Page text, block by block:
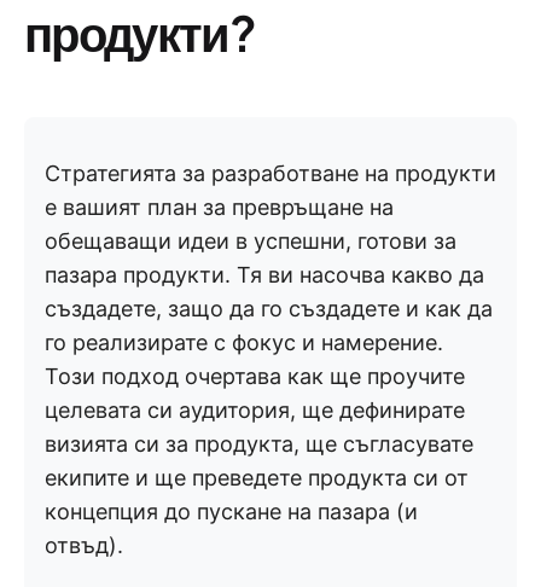
продукти?
Стратегията за разработване на продукти
е вашият план за превръщане на
обещаващи идеи в успешни, готови за
пазара продукти. Тя ви насочва какво да
създадете, защо да го създадете и как да
го реализирате с фокус и намерение.
Този подход очертава как ще проучите
целевата си аудитория, ще дефинирате
визията си за продукта, ще съгласувате
екипите и ще преведете продукта си от
концепция до пускане на пазара (и
отвъд).